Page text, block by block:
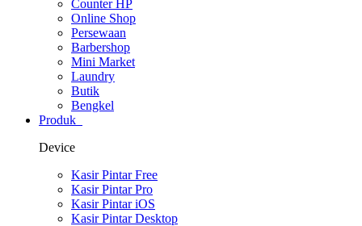
Counter HP
Online Shop
Persewaan
Barbershop
Mini Market
Laundry
Butik
Bengkel
Produk
Device
Kasir Pintar Free
Kasir Pintar Pro
Kasir Pintar iOS
Kasir Pintar Desktop